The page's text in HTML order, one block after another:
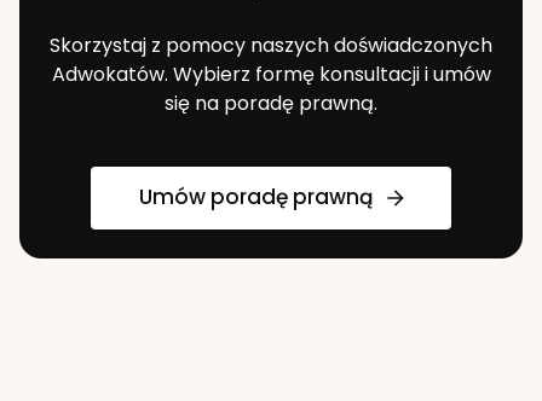
Skorzystaj z pomocy naszych doświadczonych
Adwokatów. Wybierz formę konsultacji i umów
się na poradę prawną.
Umów poradę prawną